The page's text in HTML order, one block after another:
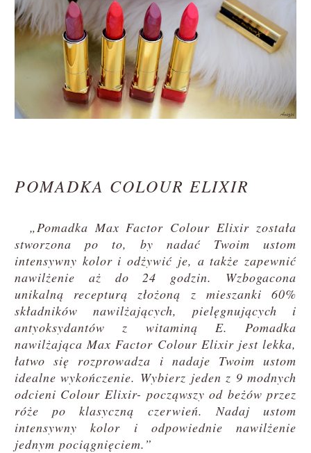
POMADKA COLOUR ELIXIR
„Pomadka Max Factor Colour Elixir została
stworzona po to, by nadać Twoim ustom
intensywny kolor i odżywić je, a także zapewnić
nawilżenie aż do 24 godzin. Wzbogacona
unikalną recepturą złożoną z mieszanki 60%
składników nawilżających, pielęgnujących i
antyoksydantów z witaminą E. Pomadka
nawilżająca Max Factor Colour Elixir jest lekka,
łatwo się rozprowadza i nadaje Twoim ustom
idealne wykończenie. Wybierz jeden z 9 modnych
odcieni Colour Elixir- począwszy od beżów przez
róże po klasyczną czerwień. Nadaj ustom
intensywny kolor i odpowiednie nawilżenie
jednym pociągnięciem.”